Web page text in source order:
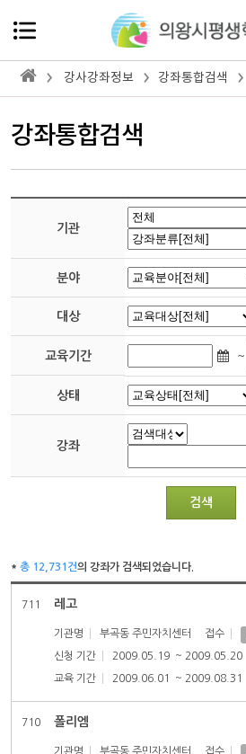
강사강좌정보 강좌통합검색
강좌통합검색
기관
분야
대상
교육기간 ~
상태
강좌
검색
*총 12,731건의 강좌가 검색되었습니다.
711 레고
기관명 부곡동 주민자치센터 접수
신청 기간 2009.05.19 ~ 2009.05.20
교육 기간 2009.06.01 ~ 2009.08.31
710 폴리엠
기관명 부곡동 주민자치센터 접수